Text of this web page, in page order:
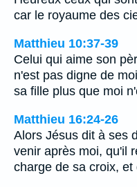
car le royaume des
Matthieu 10:37-39
Celui qui aime son
n'est pas digne de
sa fille plus que moi
Matthieu 16:24-26
Alors Jésus dit à ses
venir après moi, qu'il
charge de sa croix,